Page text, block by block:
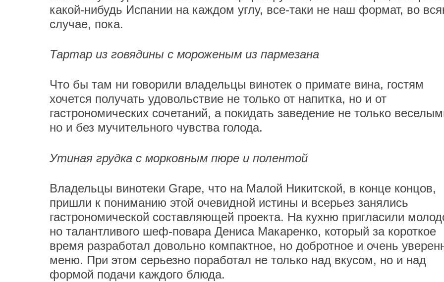
какой-нибудь Испании на каждом углу, все-таки не наш формат, во
случае, пока.
Тартар из говядины с мороженым из пармезана
Что бы там ни говорили владельцы винотек о примате вина, гостям
хочется получать удовольствие не только от напитка, но и от
гастрономических сочетаний, а покидать заведение не только
но и без мучительного чувства голода.
Утиная грудка с морковным пюре и полентой
Владельцы винотеки Grape, что на Малой Никитской, в конце концов,
пришли к пониманию этой очевидной истины и всерьез занялись
гастрономической составляющей проекта. На кухню пригласили
но талантливого шеф-повара Дениса Макаренко, который за короткое
время разработал довольно компактное, но добротное и очень
меню. При этом серьезно поработал не только над вкусом, но и над
формой подачи каждого блюда.